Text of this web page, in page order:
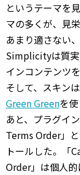
というテーマを
マの多くが、見
あまり適さない
Simplicityは質実
インコンテンツ
そして、スキン
Green Greenを
あと、プラグイ
Terms Order」
トールした。「
Order」は個人的